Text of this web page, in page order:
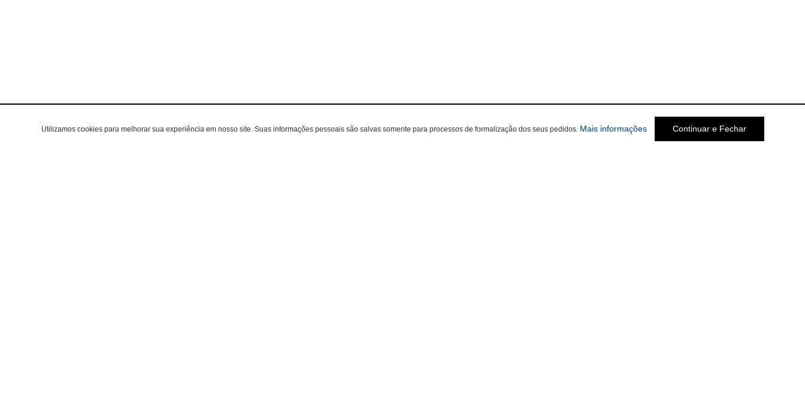
Utilizamos cookies para melhorar sua experiência em nosso site. Suas informações pessoais são salvas somente para processos de formalização dos seus pedidos. Mais informações Continuar e Fechar